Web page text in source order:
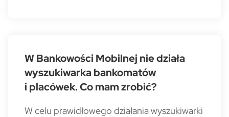
W Bankowości Mobilnej nie działa
wyszukiwarka bankomatów
i placówek. Co mam zrobić?
W celu prawidłowego działania wyszukiwarki